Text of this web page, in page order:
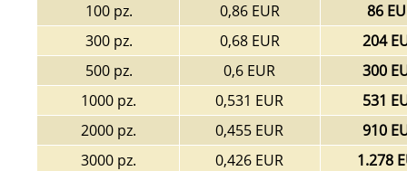
100 pz.
0,86 EUR
86
300 pz.
0,68 EUR
204
500 pz.
0,6 EUR
300
1000 pz.
0,531 EUR
531
2000 pz.
0,455 EUR
910
3000 pz.
0,426 EUR
1.278